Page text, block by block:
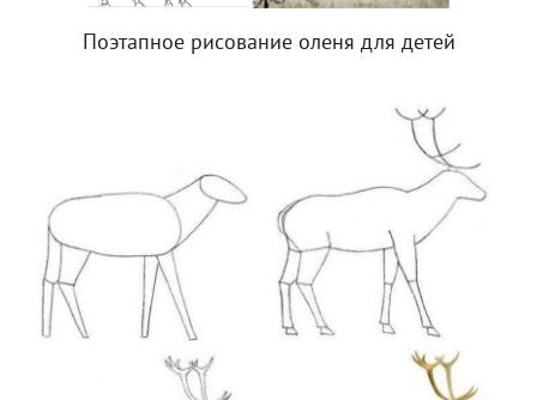
Поэтапное рисование оленя для детей